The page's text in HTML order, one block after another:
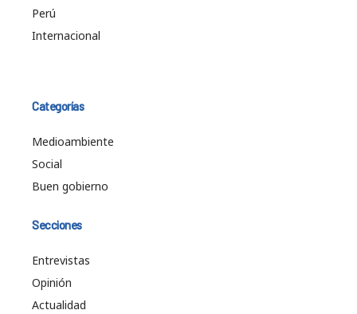
Perú
Internacional
Categorías
Medioambiente
Social
Buen gobierno
Secciones
Entrevistas
Opinión
Actualidad